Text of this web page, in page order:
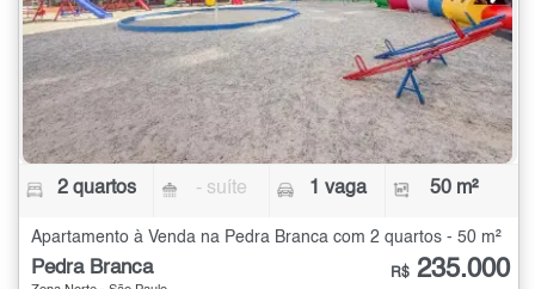
2 quartos - suíte 1 vaga 50 m²
Apartamento à Venda na Pedra Branca com 2 quartos - 50 m²
Pedra Branca R$ 235.000